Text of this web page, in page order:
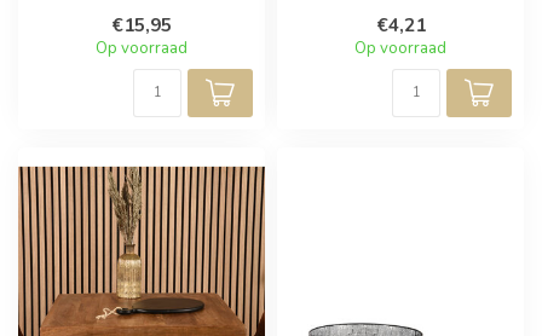
€15,95
Op voorraad
€4,21
Op voorraad